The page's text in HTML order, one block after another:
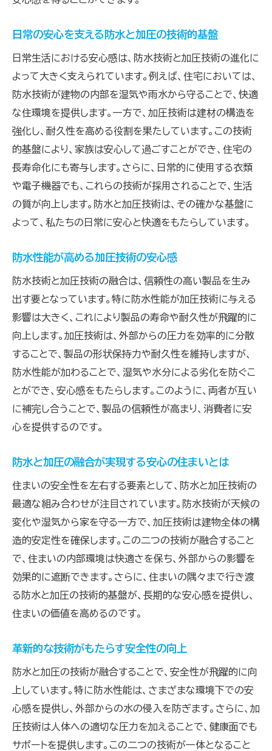
日常の安心を支える防水と加圧の技術的基盤
日常生活における安心感は、防水技術と加圧技術の進化に
よって大きく支えられています。例えば、住宅においては、
防水技術が建物の内部を湿気や雨水から守ることで、快適
な住環境を提供します。一方で、加圧技術は建材の構造を
強化し、耐久性を高める役割を果たしています。この技術
的基盤により、家族は安心して過ごすことができ、住宅の
長寿命化にも寄与します。さらに、日常的に使用する衣類
や電子機器でも、これらの技術が採用されることで、生活
の質が向上します。防水と加圧技術は、その確かな基盤に
よって、私たちの日常に安心と快適をもたらしています。
防水性能が高める加圧技術の安心感
防水技術と加圧技術の融合は、信頼性の高い製品を生み
出す要となっています。特に防水性能が加圧技術に与える
影響は大きく、これにより製品の寿命や耐久性が飛躍的に
向上します。加圧技術は、外部からの圧力を効率的に分散
することで、製品の形状保持力や耐久性を維持しますが、
防水性能が加わることで、湿気や水分による劣化を防ぐこ
とができ、安心感をもたらします。このように、両者が互い
に補完し合うことで、製品の信頼性が高まり、消費者に安
心を提供するのです。
防水と加圧の融合が実現する安心の住まいとは
住まいの安全性を左右する要素として、防水と加圧技術の
最適な組み合わせが注目されています。防水技術が天候の
変化や湿気から家を守る一方で、加圧技術は建物全体の構
造的安定性を確保します。この二つの技術が融合すること
で、住まいの内部環境は快適さを保ち、外部からの影響を
効果的に遮断できます。さらに、住まいの隅々まで行き渡
る防水と加圧の技術的基盤が、長期的な安心感を提供し、
住まいの価値を高めるのです。
革新的な技術がもたらす安全性の向上
防水と加圧の技術が融合することで、安全性が飛躍的に向
上しています。特に防水性能は、さまざまな環境下での安
心感を提供し、外部からの水の侵入を防ぎます。さらに、加
圧技術は人体への適切な圧力を加えることで、健康面でも
サポートを提供します。この二つの技術が一体となること